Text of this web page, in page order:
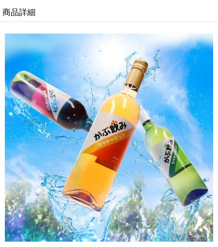
商品詳細